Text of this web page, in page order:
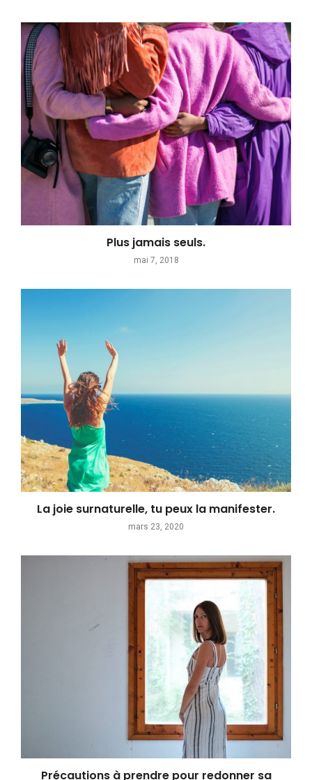
Plus jamais seuls.
mai 7, 2018
La joie surnaturelle, tu peux la manifester.
mars 23, 2020
Précautions à prendre pour redonner sa